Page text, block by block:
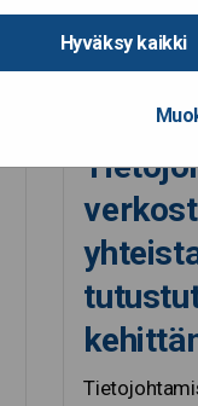
Hyväksy kaikki